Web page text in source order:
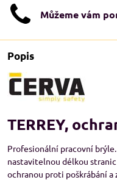
Můžeme vám
Popis
TERREY,
Profesionální pracovní
nastavitelnou délkou
ochranou proti poškrábání